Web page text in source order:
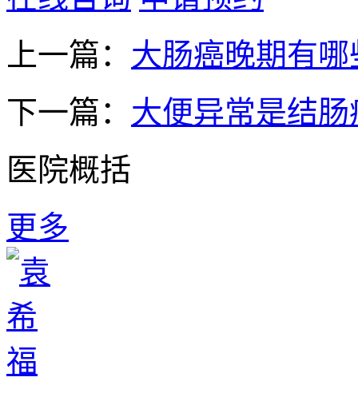
上一篇： 大肠癌晚期有
下一篇： 大便异常是结
医院概括
更多